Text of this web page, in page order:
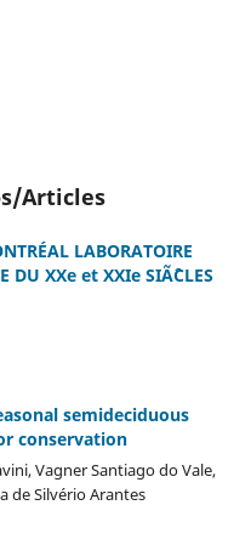
Articles
LABORATOIRE
DU XXe et XXIe SIÃˆCLES
semideciduous
conservation
Vagner Santiago do Vale,
de Silvério Arantes